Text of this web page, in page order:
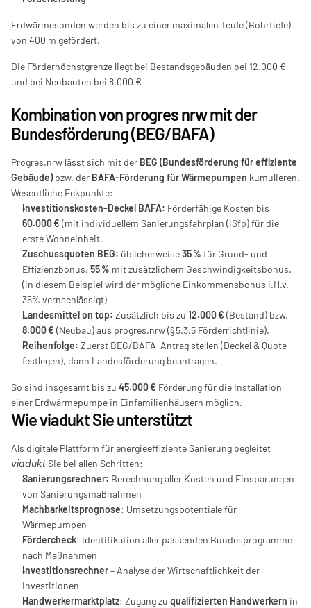
Erdwärmesonden werden bis zu einer maximalen Teufe (Bohrtiefe)
von 400 m gefördert.
Die Förderhöchstgrenze liegt bei Bestandsgebäuden bei 12.000 €
und bei Neubauten bei 8.000 €
Kombination von progres nrw mit der
Bundesförderung (BEG/BAFA)
Progres.nrw lässt sich mit der BEG (Bundesförderung für effiziente
Gebäude) bzw. der BAFA-Förderung für Wärmepumpen kumulieren.
Wesentliche Eckpunkte:
Investitionskosten-Deckel BAFA:
60.000 € (mit individuellem Sanierungsfahrplan (iSfp) für die
erste Wohneinheit.
Zuschussquoten BEG: üblicherweise 35 % für Grund- und
Effizienzbonus, 55 % mit zusätzlichem Geschwindigkeitsbonus.
(in diesem Beispiel wird der mögliche Einkommensbonus i.H.v.
35% vernachlässigt)
Landesmittel on top: Zusätzlich bis zu 12.000 €
8.000 € (Neubau) aus progres.nrw (§ 5.3.5 Förderrichtlinie).
Reihenfolge: Zuerst BEG/BAFA-Antrag stellen (Deckel & Quote
festlegen), dann Landesförderung beantragen.
So sind insgesamt bis zu 45.000 € Förderung für die Installation
einer Erdwärmepumpe in Einfamilienhäusern möglich.
Wie viadukt Sie unterstützt
viadukt Sie bei allen Schritten:
Sanierungsrechner: Berechnung aller Kosten und Einsparungen
von Sanierungsmaßnahmen
Machbarkeitsprognose: Umsetzungspotentiale für
Wärmepumpen
Fördercheck: Identifikation aller passenden Bundesprogramme
nach Maßnahmen
Investitionsrechner – Analyse der Wirtschaftlichkeit der
Investitionen
Handwerkermarktplatz: Zugang zu qualifizierten Handwerkern in